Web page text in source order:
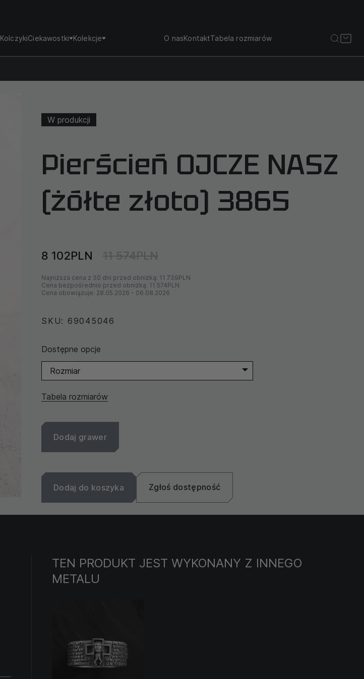
KolczykiCiekawostki Kolekcje O nasKontaktTabela rozmiarów
W produkcji
Pierścień OJCZE NASZ
(żółte złoto) 3865
8 102PLN 11 574PLN
Najniższa cena z 30 dni przed obniżką: 11 739PLN
Cena bezpośrednio przed obniżką: 11 574PLN
Cena obowiązuje: 28.05.2026 - 06.08.2026
SKU: 69045046
Dostępne opcje
Rozmiar
Tabela rozmiarów
Dodaj grawer
Dodaj do koszyka Zgłoś dostępność
TEN PRODUKT JEST WYKONANY Z INNEGO
METALU